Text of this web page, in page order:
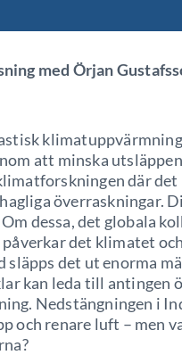
med Örjan
att minska
där
överraskningar.
dessa, det globala
påverkar det klimatet
släpps det ut enorma
kan leda till antingen
Nedstängningen i
och renare luft – men